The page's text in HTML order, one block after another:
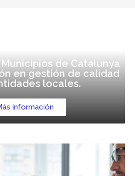
de Catalunya
en gestión de calidad
locales.
información